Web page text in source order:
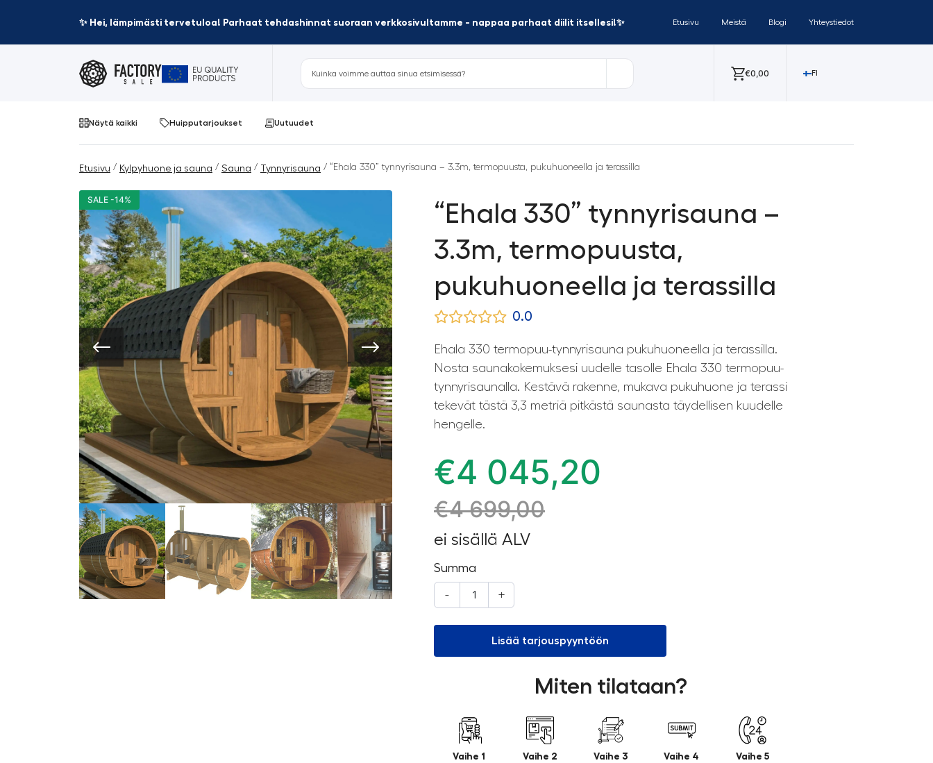
✨ Hei, lämpimästi tervetuloa! Parhaat tehdashinnat suoraan verkkosivultamme - nappaa parhaat diilit itsellesi!✨ Etusivu Meistä Blogi Yhteystiedot
€0,00 FI
Näytä kaikki Huipputarjoukset Uutuudet
Etusivu / Kylpyhuone ja sauna / Sauna / Tynnyrisauna / “Ehala 330” tynnyrisauna – 3.3m, termopuusta, pukuhuoneella ja terassilla
SALE -14%
“Ehala 330” tynnyrisauna –
3.3m, termopuusta,
pukuhuoneella ja terassilla
0.0
Ehala 330 termopuu-tynnyrisauna pukuhuoneella ja terassilla.
Nosta saunakokemuksesi uudelle tasolle Ehala 330 termopuu-
tynnyrisaunalla. Kestävä rakenne, mukava pukuhuone ja terassi
tekevät tästä 3,3 metriä pitkästä saunasta täydellisen kuudelle
hengelle.
€4 045,20
€4 699,00
ei sisällä ALV
Summa
- +
Lisää tarjouspyyntöön
Miten tilataan?
Vaihe 1 Vaihe 2 Vaihe 3 Vaihe 4 Vaihe 5